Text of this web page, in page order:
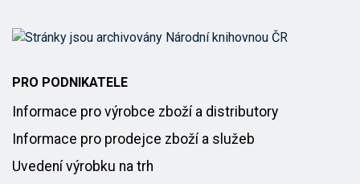
PRO PODNIKATELE
Informace pro výrobce zboží a distributory
Informace pro prodejce zboží a služeb
Uvedení výrobku na trh